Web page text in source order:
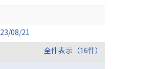
08/21
全件表示（16件）